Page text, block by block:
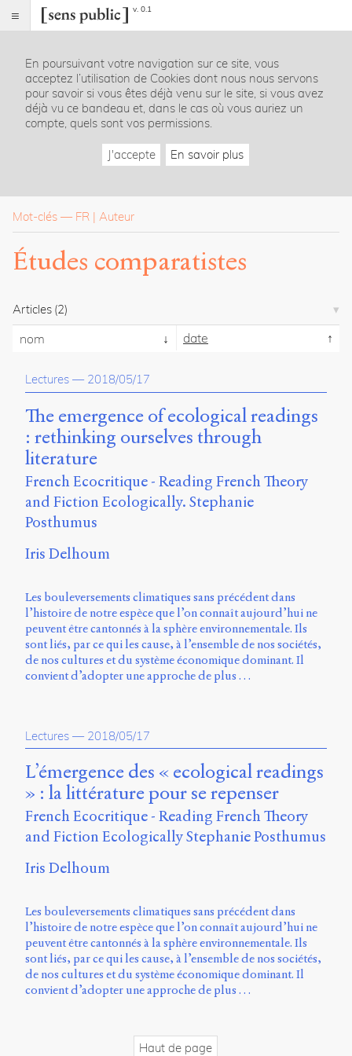
v. 0.1
Index
Rubriques
Essais
La
revue
Présentation
Publier
du
site
Archipel
En
ligne
Mastodon
de
Campus
de
Longueuil
Local
B1-
12723
150
Le
Moyne
Longueuil
(QC)
J4K
0B7
Canada
2104-
Sens
public
0.1
(2020/03)
En poursuivant votre navigation sur ce site, vous
acceptez l’utilisation de Cookies dont nous nous servons
pour savoir si vous êtes déjà venu sur le site, si vous avez
déjà vu ce bandeau et, dans le cas où vous auriez un
compte, quels sont vos permissions.
J'accepte En savoir plus
Mot-clés — FR Auteur
Études comparatistes
Articles (2)
nom date
Lectures — 2018/05/17
The emergence of ecological readings
: rethinking ourselves through
literature
French Ecocritique - Reading French Theory
and Fiction Ecologically. Stephanie
Posthumus
Iris Delhoum
Les bouleversements climatiques sans précédent dans
l’histoire de notre espèce que l’on connaît aujourd’hui ne
peuvent être cantonnés à la sphère environnementale. Ils
sont liés, par ce qui les cause, à l’ensemble de nos sociétés,
de nos cultures et du système économique dominant. Il
convient d’adopter une approche de plus …
Lectures — 2018/05/17
L’émergence des « ecological readings
» : la littérature pour se repenser
French Ecocritique - Reading French Theory
and Fiction Ecologically Stephanie Posthumus
Iris Delhoum
Les bouleversements climatiques sans précédent dans
l’histoire de notre espèce que l’on connaît aujourd’hui ne
peuvent être cantonnés à la sphère environnementale. Ils
sont liés, par ce qui les cause, à l’ensemble de nos sociétés,
de nos cultures et du système économique dominant. Il
convient d’adopter une approche de plus …
Haut de page